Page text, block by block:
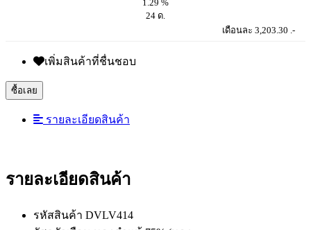
1.29 %
24 ด.
เดือนละ 3,203.30 .-
เพิ่มสินค้าที่ชื่นชอบ
ซื้อเลย
รายละเอียดสินค้า
รายละเอียดสินค้า
รหัสสินค้า DVLV414